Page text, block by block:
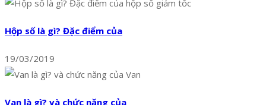
Hộp số là gì? Đặc điểm của
19/03/2019
Van là gì? và chức năng của